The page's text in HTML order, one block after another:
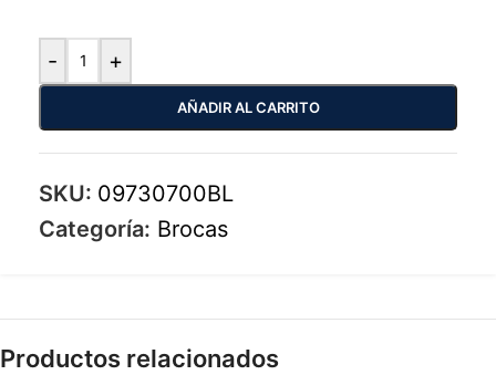
- +
AÑADIR AL CARRITO
SKU: 09730700BL
Categoría: Brocas
Productos relacionados